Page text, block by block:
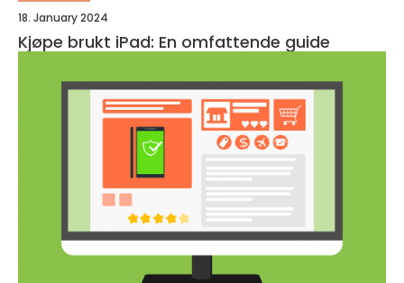
18. January 2024
Kjøpe brukt iPad: En omfattende guide